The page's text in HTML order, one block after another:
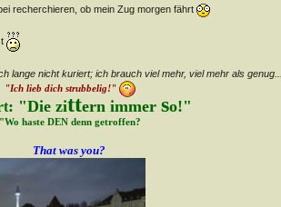
recherchieren, ob mein Zug morgen fährt
lange nicht kuriert; ich brauch viel mehr, viel mehr als genug....
"Ich lieb dich strubbelig!"
t: "Die zittern immer so!"
"Wo haste DEN denn getroffen?
That was you?